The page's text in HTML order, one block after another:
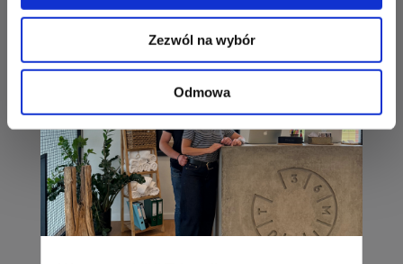
Zezwól na wybór
Odmowa
25-558 Kielce
Zapisz mnie
36 MINUT Pleszew
63-300 Pleszew
Zapisz mnie
36 MINUT Podlesie
ul. Armii Krajowej 391
40-748 Katowice